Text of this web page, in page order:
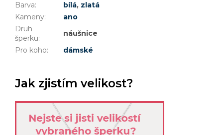
Barva: bílá, zlatá
Kameny:
ano
Druh
šperku:
náušnice
Pro koho: dámské
Jak zjistím velikost?